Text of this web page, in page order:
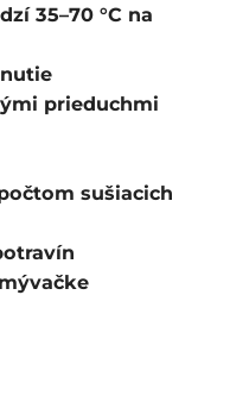
35–70 °C na
prieduchmi
sušiacich